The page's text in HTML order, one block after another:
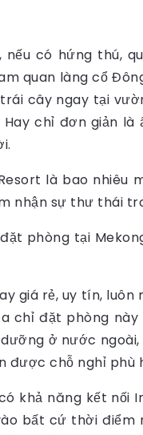
có hứng thú,
quan làng cổ
cây ngay tại
chỉ đơn giản
là bao nhiêu
nhận sự thư thái
phòng tại
giá rẻ, uy tín, luôn
chỉ đặt phòng
ở nước
được chỗ nghỉ phù
khả năng kết
bất cứ thời điểm